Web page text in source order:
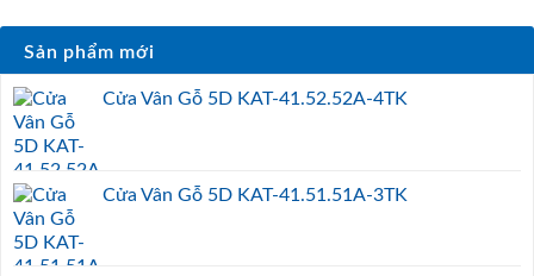
Sản phẩm mới
Cửa Vân Gỗ 5D KAT-41.52.52A-4TK
Cửa Vân Gỗ 5D KAT-41.51.51A-3TK